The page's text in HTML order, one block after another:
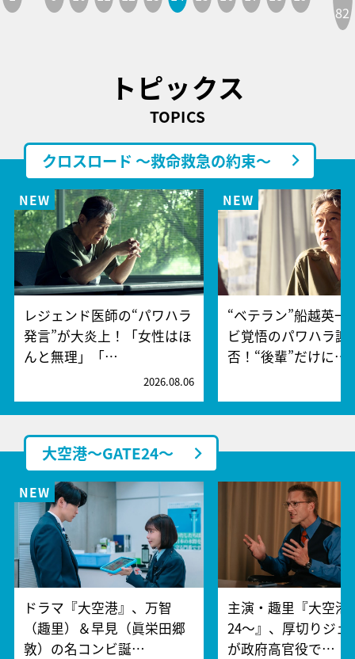
82
トピックス
TOPICS
クロスロード ～救命救急の約束～
レジェンド医師の“パワハラ
発言”が大炎上！「女性はほ
んと無理」「…
2026.08.06
“ベテラン”船越英一
ビ覚悟のパワハラ謝
否！“後輩”だけに…
大空港～GATE24～
ドラマ『大空港』、万智
（趣里）＆早見（眞栄田郷
敦）の名コンビ誕…
主演・趣里『大空港
24～』、厚切りジェ
が政府高官役で…